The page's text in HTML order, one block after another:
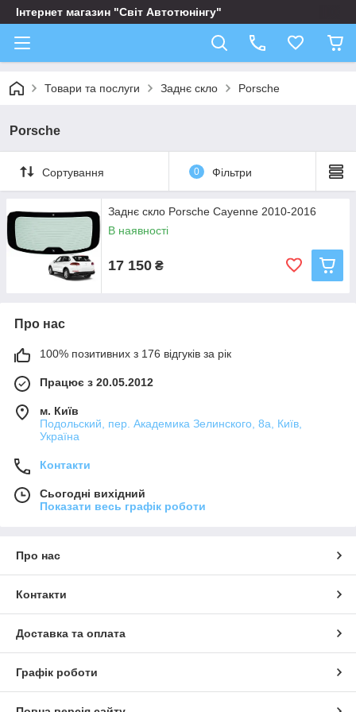
Інтернет магазин "Світ Автотюнінгу"
Товари та послуги Заднє скло Porsche
Porsche
Сортування 0 Фільтри
Заднє скло Porsche Cayenne 2010-2016
В наявності
17 150 ₴
Про нас
100% позитивних з 176 відгуків за рік
Працює з 20.05.2012
м. Київ
Подольский, пер. Академика Зелинского, 8а, Київ,
Україна
Контакти
Сьогодні вихідний
Показати весь графік роботи
Про нас
Контакти
Доставка та оплата
Графік роботи